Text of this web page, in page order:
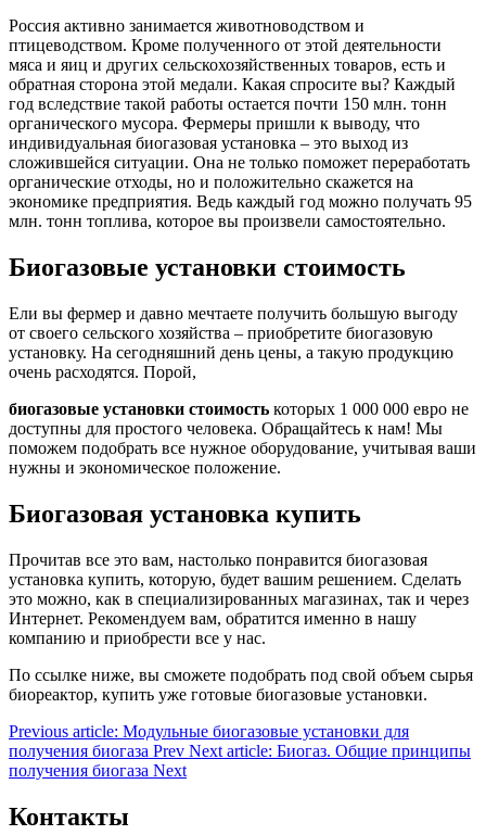
Россия активно занимается животноводством и
птицеводством. Кроме полученного от этой деятельности
мяса и яиц и других сельскохозяйственных товаров, есть и
обратная сторона этой медали. Какая спросите вы? Каждый
год вследствие такой работы остается почти 150 млн. тонн
органического мусора. Фермеры пришли к выводу, что
индивидуальная биогазовая установка – это выход из
сложившейся ситуации. Она не только поможет переработать
органические отходы, но и положительно скажется на
экономике предприятия. Ведь каждый год можно получать 95
млн. тонн топлива, которое вы произвели самостоятельно.
Биогазовые установки стоимость
Ели вы фермер и давно мечтаете получить большую выгоду
от своего сельского хозяйства – приобретите биогазовую
установку. На сегодняшний день цены, а такую продукцию
очень расходятся. Порой,
биогазовые установки стоимость которых 1 000 000 евро не
доступны для простого человека. Обращайтесь к нам! Мы
поможем подобрать все нужное оборудование, учитывая ваши
нужны и экономическое положение.
Биогазовая установка купить
Прочитав все это вам, настолько понравится биогазовая
установка купить, которую, будет вашим решением. Сделать
это можно, как в специализированных магазинах, так и через
Интернет. Рекомендуем вам, обратится именно в нашу
компанию и приобрести все у нас.
По ссылке ниже, вы сможете подобрать под свой объем сырья
биореактор, купить уже готовые биогазовые установки.
Previous article: Модульные биогазовые установки для
получения биогаза Prev Next article: Биогаз. Общие принципы
получения биогаза Next
Контакты